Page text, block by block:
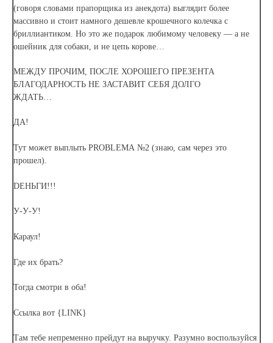
(говоря словами прапорщика из анекдота) выглядит более
массивно и стоит намного дешевле крошечного колечка с
бриллиантиком. Но это же подарок любимому человеку — а не
ошейник для собаки, и не цепь корове…
МЕЖДУ ПРОЧИМ, ПОСЛЕ ХОРОШЕГО ПРЕЗЕНТА
БЛАГОДАРНОСТЬ НЕ ЗАСТАВИТ СЕБЯ ДОЛГО
ЖДАТЬ…
ДА!
Тут может выплыть PROBLEMА №2 (знаю, сам через это
прошел).
DЕНЬГИ!!!
У-У-У!
Караул!
Где их брать?
Тогда смотри в оба!
Ссылка вот {LINK}
Там тебе непременно прейдут на выручку. Разумно воспользуйся